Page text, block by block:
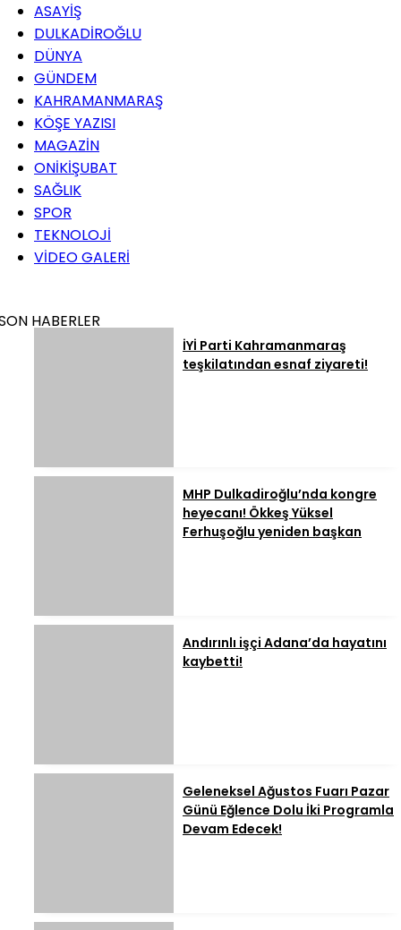
ASAYİŞ
DULKADİROĞLU
DÜNYA
GÜNDEM
KAHRAMANMARAŞ
KÖŞE YAZISI
MAGAZİN
ONİKİŞUBAT
SAĞLIK
SPOR
TEKNOLOJİ
VİDEO GALERİ
HABERLER
İYİ Parti Kahramanmaraş
teşkilatından esnaf ziyareti!
MHP Dulkadiroğlu’nda kongre
heyecanı! Ökkeş Yüksel
Ferhuşoğlu yeniden başkan
Andırınlı işçi Adana’da hayatını
kaybetti!
Geleneksel Ağustos Fuarı Pazar
Günü Eğlence Dolu İki Programla
Devam Edecek!